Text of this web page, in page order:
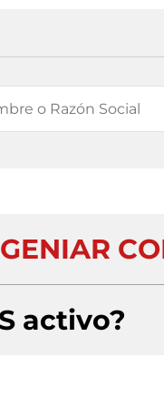
activo?